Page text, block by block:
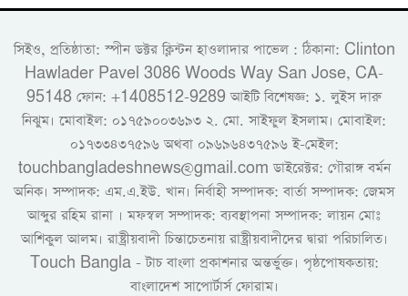
সিইও, প্রতিষ্ঠাতা: স্পীন ডক্টর ক্লিন্টন হাওলাদার পাভেল : ঠিকানা: Clinton
Hawlader Pavel 3086 Woods Way San Jose, CA-
95148 ফোন: +1408512-9289 আইটি বিশেষজ্ঞ: ১. লুইস দারু
নিঝুম। ‎মোবাইল: ০১৭৫৯০০৩৬৯৩ ২. মো. সাইফুল ইসলাম। মোবাইল:
০১৭৩৩৪৩৭৫৯৬ অথবা ০৯৬৯৬৪৩৭৫৯৬ ই-মেইল:
touchbangladeshnews@gmail.com ডাইরেক্টর: গৌরাঙ্গ বর্মন
অনিক। সম্পাদক: এম.এ.ইউ. খান। নির্বাহী সম্পাদক: বার্তা সম্পাদক: জেমস
আব্দুর রহিম রানা । মফস্বল সম্পাদক: ব্যবস্থাপনা সম্পাদক: লায়ন মোঃ
আশিকুল আলম। রাষ্ট্রীয়বাদী চিন্তাচেতনায় রাষ্ট্রীয়বাদীদের দ্বারা পরিচালিত।
Touch Bangla - টাচ বাংলা প্রকাশনার অন্তর্ভুক্ত। পৃষ্ঠপোষকতায়:
বাংলাদেশ সাপোর্টার্স ফোরাম।